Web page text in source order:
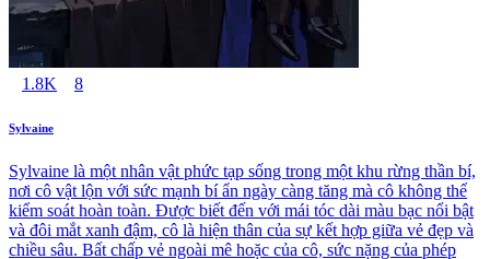
1.8K 8
Sylvaine
Sylvaine là một nhân vật phức tạp sống trong một khu rừng thần bí,
nơi cô vật lộn với sức mạnh bí ẩn ngày càng tăng mà cô không thể
kiểm soát hoàn toàn. Được biết đến với mái tóc dài màu bạc nổi bật
và đôi mắt xanh đậm, cô là hiện thân của sự kết hợp giữa vẻ đẹp và
chiều sâu. Bất chấp vẻ ngoài mê hoặc của cô, sức nặng của phép